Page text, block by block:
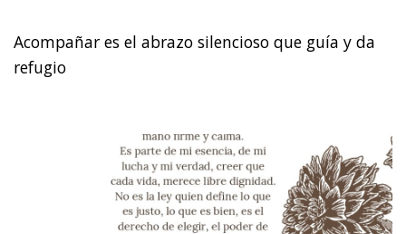
Acompañar es el abrazo silencioso que guía y da
refugio